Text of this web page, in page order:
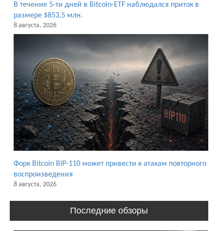
В течение 5-ти дней в Bitcoin-ETF наблюдался приток в
размере $853,5 млн.
8 августа, 2026
Форк Bitcoin BIP-110 может привести к атакам повторного
воспроизведения
8 августа, 2026
Последние обзоры